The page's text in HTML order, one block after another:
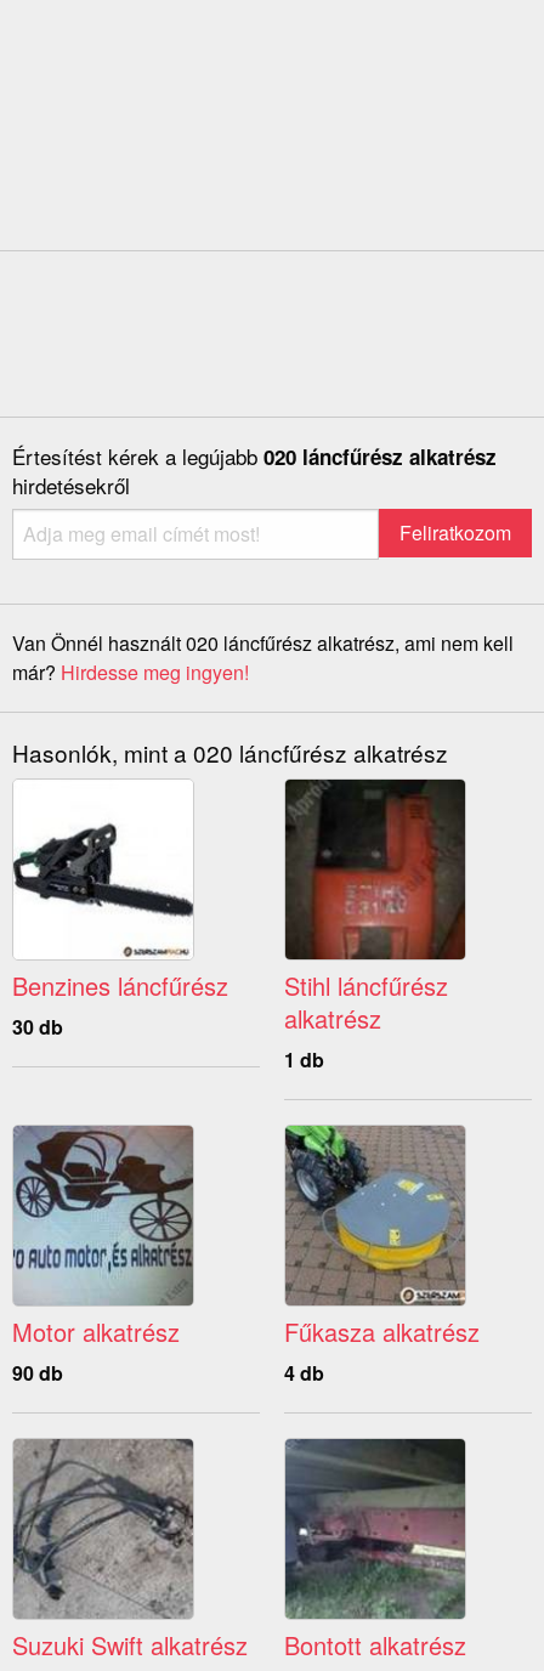
Értesítést kérek a legújabb 020 láncfűrész alkatrész
hirdetésekről
Van Önnél használt 020 láncfűrész alkatrész, ami nem kell
már? Hirdesse meg ingyen!
Hasonlók, mint a 020 láncfűrész alkatrész
Benzines láncfűrész
30 db
Stihl láncfűrész
alkatrész
1 db
Motor alkatrész
90 db
Fűkasza alkatrész
4 db
Suzuki Swift alkatrész Bontott alkatrész